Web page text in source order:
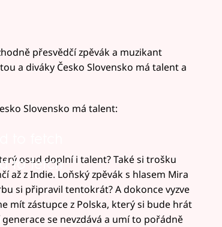
přesvědčí zpěvák a muzikant
a diváky Česko Slovensko má talent a
Slovensko má talent:
to fetch
to fetch
osud doplní i talent? Také si trošku
až z Indie. Loňský zpěvák s hlasem Mira
si připravil tentokrát? A dokonce vyzve
mít zástupce z Polska, který si bude hrát
se nevzdává a umí to pořádně